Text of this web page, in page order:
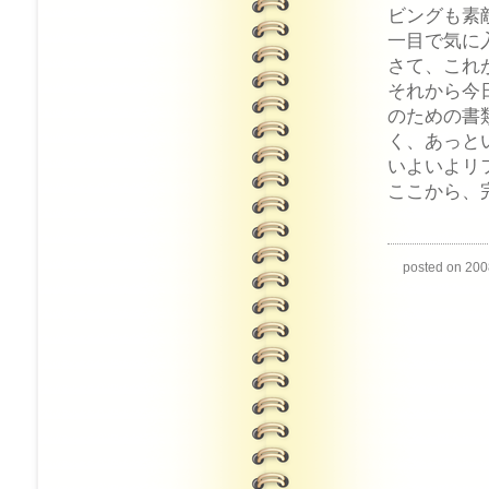
ビングも素
一目で気に
さて、これ
それから今
のための書
く、あっ
いよいよリ
ここから、
posted on